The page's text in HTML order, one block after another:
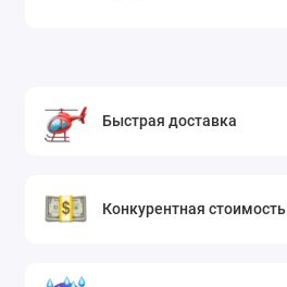
Быстрая доставка
Конкурентная стоимость